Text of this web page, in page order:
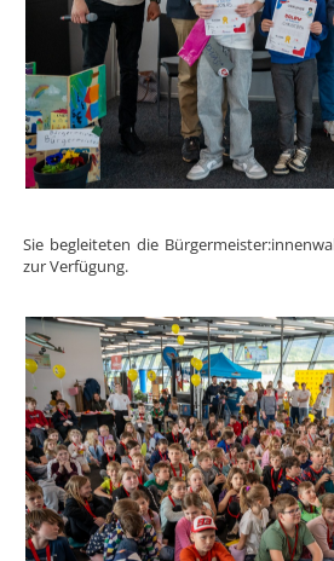
Sie begleiteten die
zur Verfügung.